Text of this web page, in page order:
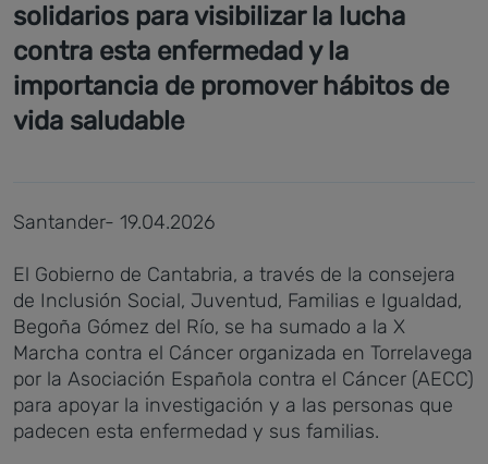
solidarios para visibilizar la lucha
contra esta enfermedad y la
importancia de promover hábitos de
vida saludable
Santander- 19.04.2026
El Gobierno de Cantabria, a través de la consejera
de Inclusión Social, Juventud, Familias e Igualdad,
Begoña Gómez del Río, se ha sumado a la X
Marcha contra el Cáncer organizada en Torrelavega
por la Asociación Española contra el Cáncer (AECC)
para apoyar la investigación y a las personas que
padecen esta enfermedad y sus familias.